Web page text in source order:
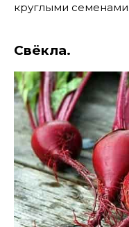
круглыми семенами.
Свёкла.